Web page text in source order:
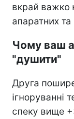
вкрай важко
апаратних
Чому ваш
"душити"
Друга
ігноруванні
спеку вище